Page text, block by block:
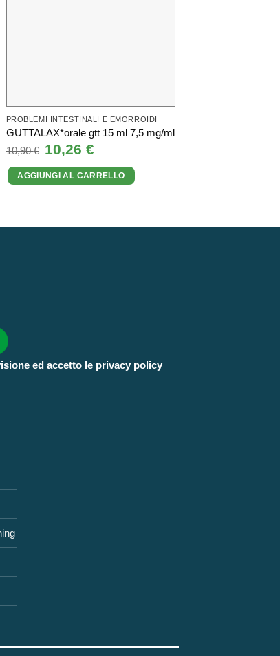
PROBLEMI INTESTINALI E EMORROIDI
GUTTALAX*orale gtt 15 ml 7,5 mg/ml
10,90€ Il
prezzo
originale
era:
10,90 €.
10,26€
attuale
è:
10,26 €.
AGGIUNGI AL CARRELLO
ed accetto le privacy policy